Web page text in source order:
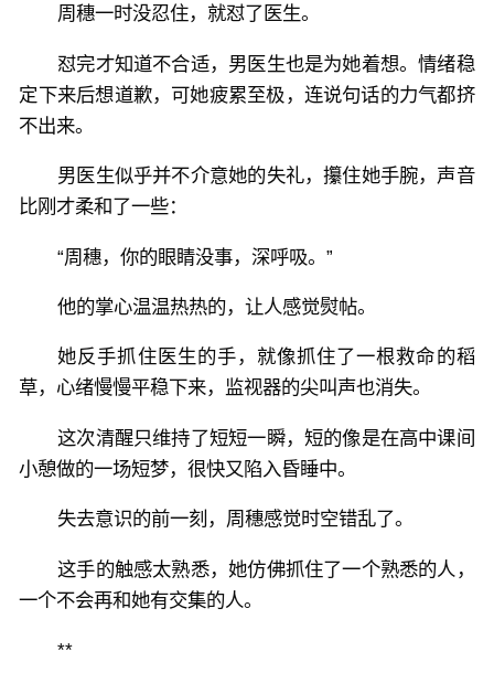
周穗一时没忍住，就怼了医生。
怼完才知道不合适，男医生也是为她着想。情绪稳
定下来后想道歉，可她疲累至极，连说句话的力气都挤
不出来。
男医生似乎并不介意她的失礼，攥住她手腕，声音
比刚才柔和了一些：
“周穗，你的眼睛没事，深呼吸。”
他的掌心温温热热的，让人感觉熨帖。
她反手抓住医生的手，就像抓住了一根救命的稻
草，心绪慢慢平稳下来，监视器的尖叫声也消失。
这次清醒只维持了短短一瞬，短的像是在高中课间
小憩做的一场短梦，很快又陷入昏睡中。
失去意识的前一刻，周穗感觉时空错乱了。
这手的触感太熟悉，她仿佛抓住了一个熟悉的人，
一个不会再和她有交集的人。
**